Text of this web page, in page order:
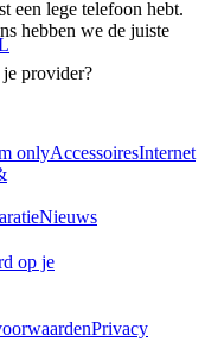
een lege telefoon hebt.
hebben we de juiste
je provider?
onlyAccessoiresInternet
Nieuws
op je
Privacy